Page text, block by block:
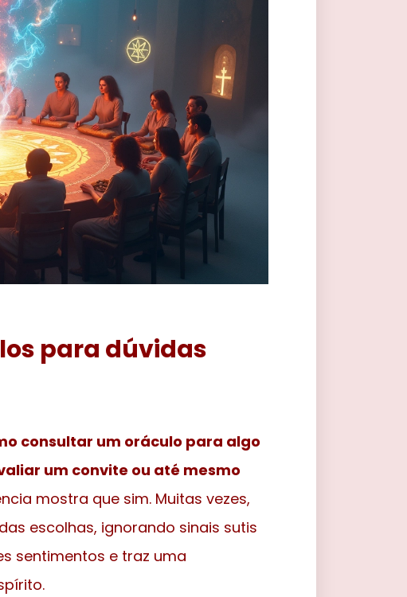
para dúvidas
consultar um oráculo para algo
um convite ou até mesmo
mostra que sim. Muitas vezes,
escolhas, ignorando sinais sutis
sentimentos e traz uma